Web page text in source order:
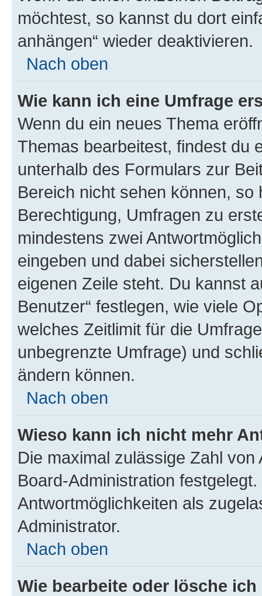
möchtest, so kannst du dort
anhängen“ wieder deaktivieren.
Nach oben
Wie kann ich eine Umfrage
Wenn du ein neues Thema
Themas bearbeitest, findest du
unterhalb des Formulars zur
Bereich nicht sehen können,
Berechtigung, Umfragen zu
mindestens zwei
eingeben und dabei
eigenen Zeile steht. Du kannst
Benutzer“ festlegen, wie viele
welches Zeitlimit für die
unbegrenzte Umfrage) und
ändern können.
Nach oben
Wieso kann ich nicht mehr
Die maximal zulässige Zahl
Board-Administration
Antwortmöglichkeiten als
Administrator.
Nach oben
Wie bearbeite oder lösche